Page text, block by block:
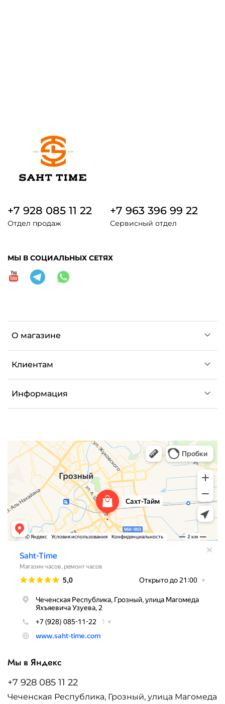
О магазине
Клиентам
Информация
+7 928 085 11 22
Отдел продаж
+7 963 396 99 22
Сервисный отдел
МЫ В СОЦИАЛЬНЫХ СЕТЯХ
Мы в Яндекс
+7 928 085 11 22
Чеченская Республика, Грозный, улица Магомеда